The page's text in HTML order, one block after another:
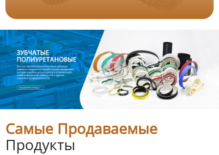
Самые Продаваемые
Продукты